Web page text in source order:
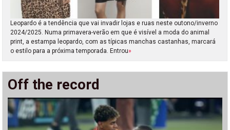
Leopardo é a tendência que vai invadir lojas e ruas neste outono/inverno
2024/2025. Numa primavera-verão em que é visível a moda do animal
print, a estampa leopardo, com as típicas manchas castanhas, marcará
o estilo para a próxima temporada. Entrou»
Off the record